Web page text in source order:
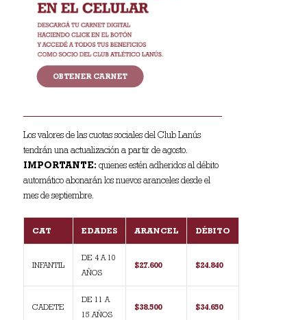
OBTENER CARNET
Los valores de las cuotas sociales del Club Lanús
tendrán una actualización a partir de agosto.
IMPORTANTE: quienes estén adheridos al débito
automático abonarán los nuevos aranceles desde el
mes de septiembre.
CAT EDADES ARANCEL DÉBITO
INFANTIL
DE 4 A 10
AÑOS
$27.600 $24.840
CADETE
DE 11 A
15 AÑOS
$38.500 $34.650